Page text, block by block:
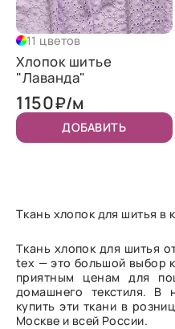
11 цветов
Хлопок шитье
"Лаванда"
1150₽/м
ДОБАВИТЬ
Ткань хлопок для шитья в
Ткань хлопок для шитья
tex — это большой выбор
приятным ценам для
домашнего текстиля. В
купить эти ткани в
Москве и всей России.